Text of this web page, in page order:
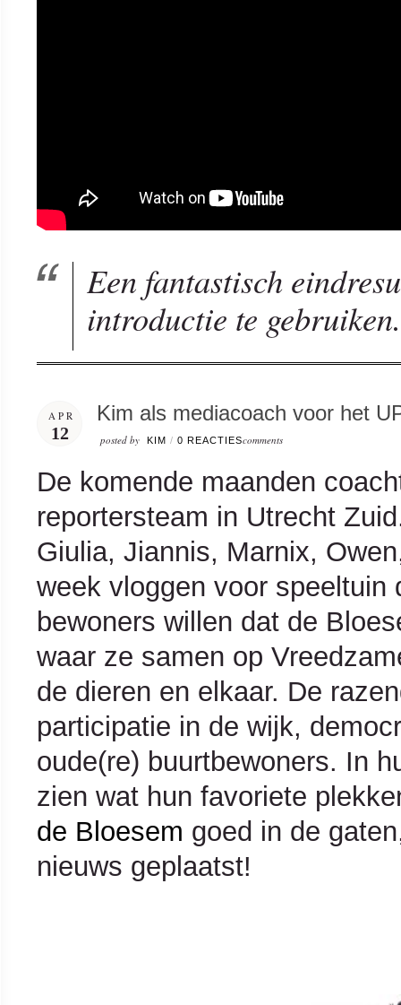
Een fantastisch
introductie te
APR
12
Kim als mediacoach voor het
posted by KIM / 0 REACTIEScomments
De komende maanden
reportersteam in Utrecht
Giulia, Jiannis, Marnix,
week vloggen voor speeltuin
bewoners willen dat de
waar ze samen op
de dieren en elkaar. De
participatie in de wijk,
oude(re) buurtbewoners. In
zien wat hun favoriete
de Bloesem goed in de
nieuws geplaatst!